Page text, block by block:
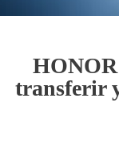
transferir